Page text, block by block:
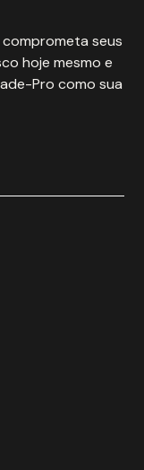
seus
hoje mesmo e
Pro como sua